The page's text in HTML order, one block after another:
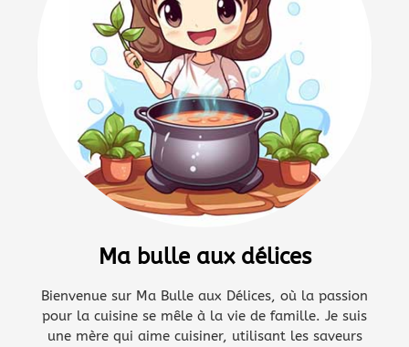
Ma bulle aux délices
Bienvenue sur Ma Bulle aux Délices, où la passion
pour la cuisine se mêle à la vie de famille. Je suis
une mère qui aime cuisiner, utilisant les saveurs